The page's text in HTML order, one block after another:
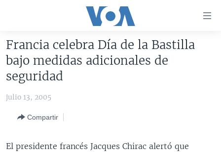
accesibilidad
Salte
contenido
Salte
Salte
AMÉRICA DEL NORTE
EEUU
ELECCIONES EEUU 2024
VOA VERIFICA INMIGRACIÓN
ARGENTINA
CHINA EN AMÉRICA LATINA
Francia celebra Día de la Bastilla
bajo medidas adicionales de
seguridad
julio 13, 2005
Compartir
El presidente francés Jacques Chirac alertó que